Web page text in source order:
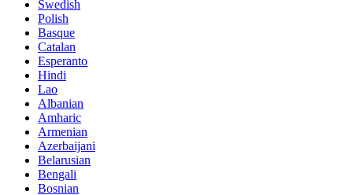
Swedish
Polish
Basque
Catalan
Esperanto
Hindi
Lao
Albanian
Amharic
Armenian
Azerbaijani
Belarusian
Bengali
Bosnian